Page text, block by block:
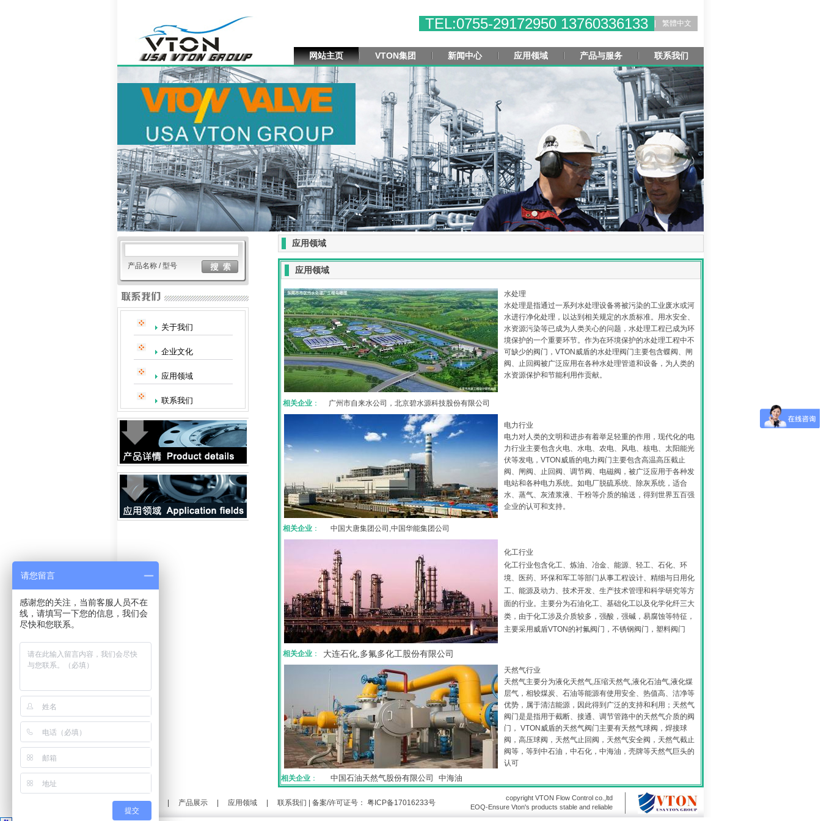
TEL:0755-29172950 13760336133 繁體中文
网站主页 VTON集团 新闻中心 应用领域 产品与服务 联系我们
产品名称 / 型号
关于我们
企业文化
应用领域
联系我们
应用领域
应用领域
水处理
水处理是指通过一系列水处理设备将被污染的工业废水或河
水进行净化处理，以达到相关规定的水质标准。用水安全、
水资源污染等已成为人类关心的问题，水处理工程已成为环
境保护的一个重要环节。作为在环境保护的水处理工程中不
可缺少的阀门，VTON威盾的水处理阀门主要包含蝶阀、闸
阀、止回阀被广泛应用在各种水处理管道和设备，为人类的
水资源保护和节能利用作贡献。
相关企业 ： 广州市自来水公司，北京碧水源科技股份有限公司
电力行业
电力对人类的文明和进步有着举足轻重的作用，现代化的电
力行业主要包含火电、水电、农电、风电、核电、太阳能光
伏等发电，VTON威盾的电力阀门主要包含高温高压截止
阀、闸阀、止回阀、调节阀、电磁阀，被广泛应用于各种发
电站和各种电力系统。如电厂脱硫系统、除灰系统，适合
水、蒸气、灰渣浆液、干粉等介质的输送，得到世界五百强
企业的认可和支持。
相关企业 ： 中国大唐集团公司,中国华能集团公司
化工行业
化工行业包含化工、炼油、冶金、能源、轻工、石化、环
境、医药、环保和军工等部门从事工程设计、精细与日用化
工、能源及动力、技术开发、生产技术管理和科学研究等方
面的行业。主要分为石油化工、基础化工以及化学化纤三大
类，由于化工涉及介质较多，强酸，强碱，易腐蚀等特征，
主要采用威盾VTON的衬氟阀门，不锈钢阀门，塑料阀门
相关企业 ： 大连石化,多氟多化工股份有限公司
天然气行业
天然气主要分为液化天然气,压缩天然气,液化石油气,液化煤
层气，相较煤炭、石油等能源有使用安全、热值高、洁净等
优势，属于清洁能源，因此得到广泛的支持和利用；天然气
阀门是是指用于截断、接通、调节管路中的天然气介质的阀
门， VTON威盾的天然气阀门主要有天然气球阀，焊接球
阀，高压球阀，天然气止回阀，天然气安全阀，天然气截止
阀等，等到中石油，中石化，中海油，壳牌等天然气巨头的
认可
相关企业 ： 中国石油天然气股份有限公司 中海油
VTON集团 产品展示 应用领域 联系我们 | 备案/许可证号： 粤ICP备17016233号
copyright VTON Flow Control co.,ltd
EOQ-Ensure Vton's products stable and reliable
请您留言
感谢您的关注，当前客服人员不在
线，请填写一下您的信息，我们会
尽快和您联系。
提交